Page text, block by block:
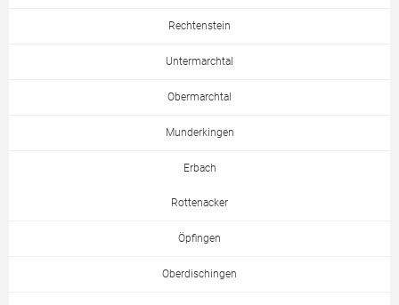
Rechtenstein
Untermarchtal
Obermarchtal
Munderkingen
Erbach
Rottenacker
Öpfingen
Oberdischingen